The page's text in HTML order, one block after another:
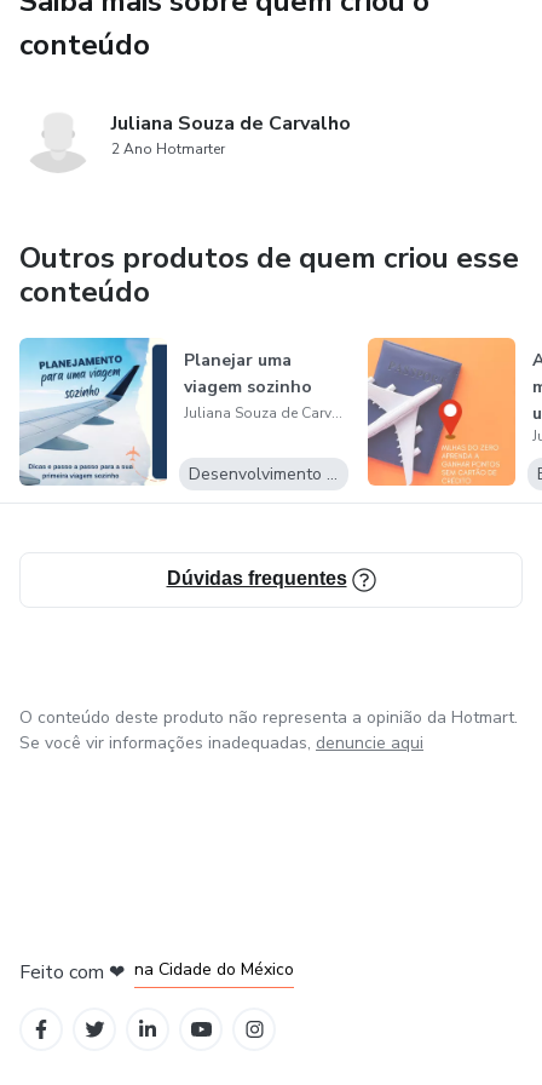
conteúdo
Juliana Souza de Carvalho
2 Ano Hotmarter
Outros produtos de quem criou esse
conteúdo
Planejar uma
viagem sozinho
Juliana Souza de Carvalho
Desenvolvimento Pessoal
Dúvidas frequentes
O conteúdo deste produto não representa a opinião da Hotmart.
Se você vir informações inadequadas, denuncie aqui
Feito com ❤ na Cidade do México